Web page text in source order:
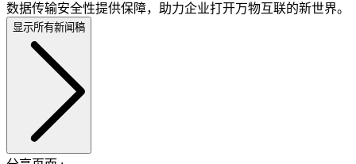
数据传输安全性提供保障，助力企业打开万物互联的新世界。
显示所有新闻稿